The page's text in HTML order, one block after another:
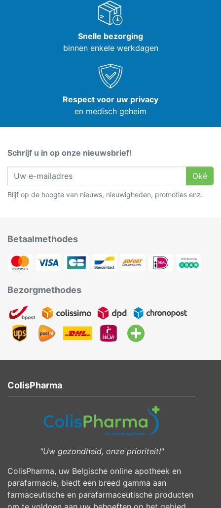
Snelle bezorging
binnen enkele werkdagen
Respect voor uw privacy
en medisch geheim
Schrijf u in op onze nieuwsbrief!
Oké
Blijf op de hoogte van nieuws, nieuwigheden, promoties enz.
Betaalmethodes
Bezorgmethodes
ColisPharma
"Uw gezondheid, onze prioriteit!"
ColisPharma, uw Belgische online apotheek en
parafarmacie, biedt een breed gamma aan
farmaceutische en parafarmaceutische producten